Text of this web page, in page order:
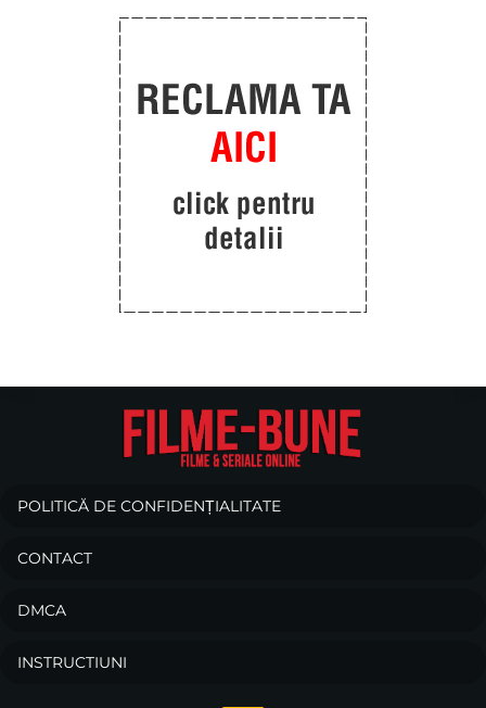
POLITICĂ DE CONFIDENȚIALITATE
CONTACT
DMCA
INSTRUCTIUNI